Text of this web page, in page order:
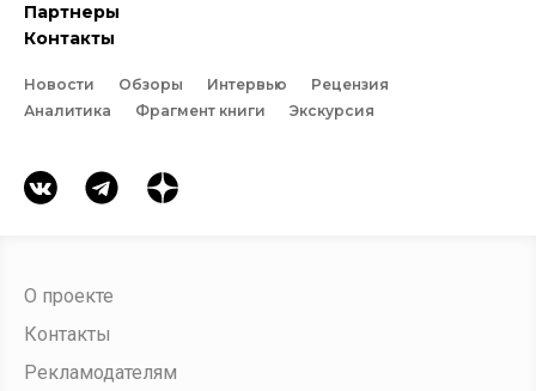
Партнеры
Контакты
Новости Обзоры Интервью
Рецензия
Аналитика
Фрагмент книги Экскурсия
О проекте
Контакты
Рекламодателям